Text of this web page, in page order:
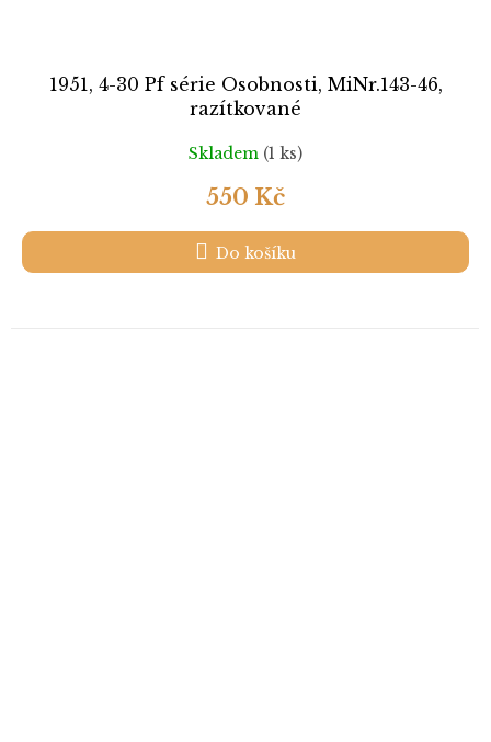
1951, 4-30 Pf série Osobnosti, MiNr.143-46,
razítkované
Skladem (1 ks)
550 Kč
Do košíku